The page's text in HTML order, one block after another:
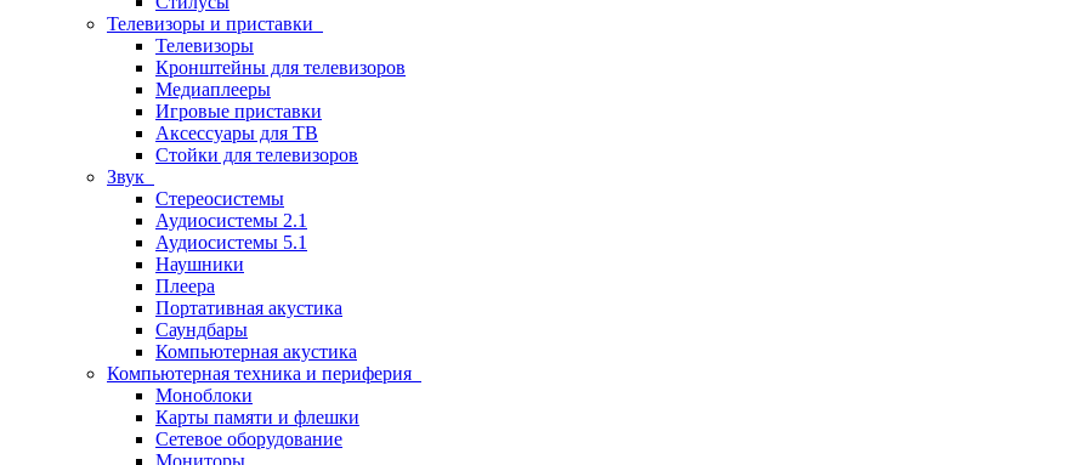
Телевизоры и приставки
Телевизоры
Кронштейны для телевизоров
Медиаплееры
Игровые приставки
Аксессуары для ТВ
Стойки для телевизоров
Звук
Стереосистемы
Аудиосистемы 2.1
Аудиосистемы 5.1
Наушники
Плеера
Портативная акустика
Саундбары
Компьютерная акустика
Компьютерная техника и периферия
Моноблоки
Карты памяти и флешки
Сетевое оборудование
Мониторы